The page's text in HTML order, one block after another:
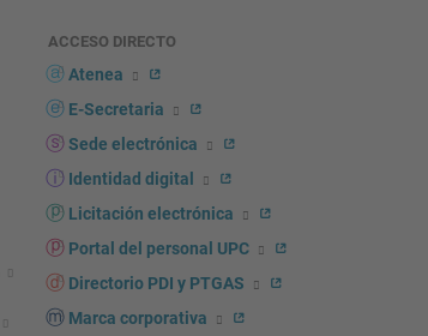
ACCESO DIRECTO
Atenea
E-Secretaria
Sede electrónica
Identidad digital
Licitación electrónica
Portal del personal UPC
Directorio PDI y PTGAS
Marca corporativa